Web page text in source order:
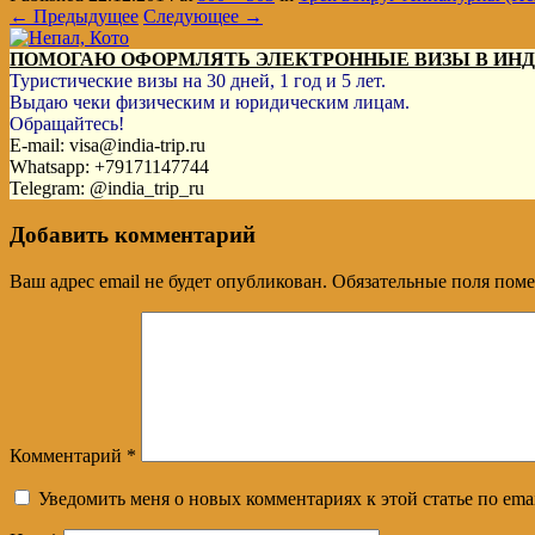
← Предыдущее Следующее →
ПОМОГАЮ ОФОРМЛЯТЬ ЭЛЕКТРОННЫЕ ВИЗЫ В
Туристические визы на 30 дней, 1 год и 5 лет.
Выдаю чеки физическим и юридическим лицам.
Обращайтесь!
E-mail: visa@india-trip.ru
Whatsapp: +79171147744
Telegram: @india_trip_ru
Добавить комментарий
Ваш адрес email не будет опубликован. Обязательные поля
Комментарий *
Уведомить меня о новых комментариях к этой статье по